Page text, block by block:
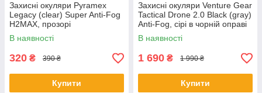
Захисні окуляри Pyramex
Legacy (clear) Super Anti-Fog
H2MAX, прозорі
В наявності
320 ₴ 390 ₴
Купити
Захисні окуляри Venture Gear
Tactical Drone 2.0 Black (gray)
Anti-Fog, сірі в чорній оправі
В наявності
1 690 ₴ 1 990 ₴
Купити